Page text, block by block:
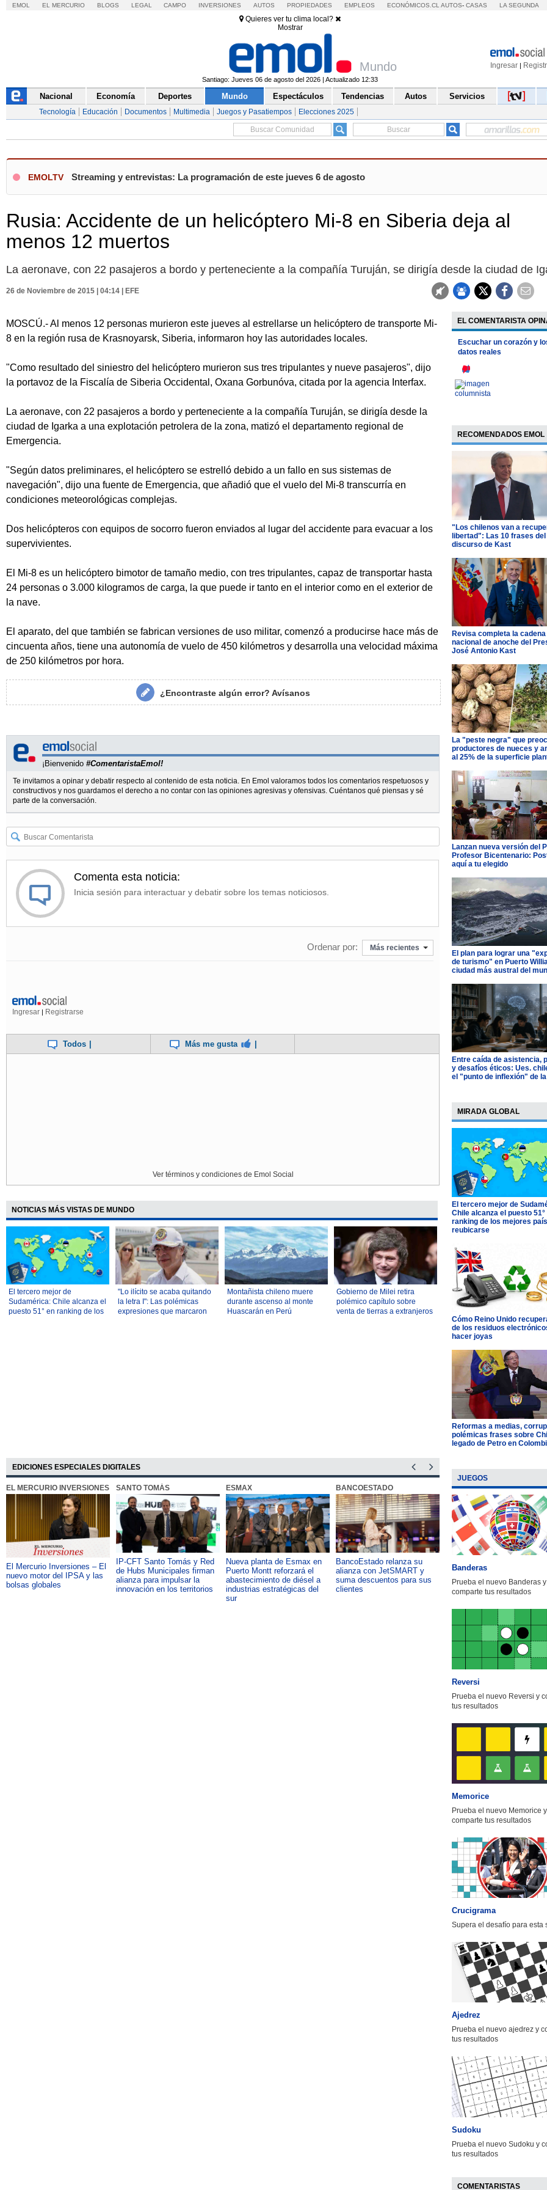
EMOL EL MERCURIO BLOGS LEGAL CAMPO INVERSIONES AUTOS PROPIEDADES EMPLEOS ECONÓMICOS.CL AUTOS- CASAS LA SEGUNDA
Quieres ver tu clima local?
Mostrar
Ingresar |
Mundo
Santiago: Jueves 06 de agosto del 2026 | Actualizado 12:33
Nacional Economía Deportes Mundo Espectáculos Tendencias Autos Servicios
Tecnología Educación Documentos Multimedia Juegos y Pasatiempos Elecciones 2025
EMOLTV Streaming y entrevistas: La programación de este jueves 6 de agosto
Rusia: Accidente de un helicóptero Mi-8 en Siberia deja al
menos 12 muertos
La aeronave, con 22 pasajeros a bordo y perteneciente a la compañía Turuján, se dirigía desde la ciudad de
26 de Noviembre de 2015 | 04:14 | EFE
MOSCÚ.- Al menos 12 personas murieron este jueves al estrellarse un helicóptero de transporte Mi-
8 en la región rusa de Krasnoyarsk, Siberia, informaron hoy las autoridades locales.
"Como resultado del siniestro del helicóptero murieron sus tres tripulantes y nueve pasajeros", dijo
la portavoz de la Fiscalía de Siberia Occidental, Oxana Gorbunóva, citada por la agencia Interfax.
La aeronave, con 22 pasajeros a bordo y perteneciente a la compañía Turuján, se dirigía desde la
ciudad de Igarka a una explotación petrolera de la zona, matizó el departamento regional de
Emergencia.
"Según datos preliminares, el helicóptero se estrelló debido a un fallo en sus sistemas de
navegación", dijo una fuente de Emergencia, que añadió que el vuelo del Mi-8 transcurría en
condiciones meteorológicas complejas.
Dos helicópteros con equipos de socorro fueron enviados al lugar del accidente para evacuar a los
supervivientes.
El Mi-8 es un helicóptero bimotor de tamaño medio, con tres tripulantes, capaz de transportar hasta
24 personas o 3.000 kilogramos de carga, la que puede ir tanto en el interior como en el exterior de
la nave.
El aparato, del que también se fabrican versiones de uso militar, comenzó a producirse hace más de
cincuenta años, tiene una autonomía de vuelo de 450 kilómetros y desarrolla una velocidad máxima
de 250 kilómetros por hora.
¿Encontraste algún error?Avísanos
¡Bienvenido #ComentaristaEmol!
Te invitamos a opinar y debatir respecto al contenido de esta noticia. En Emol valoramos todos los comentarios respetuosos y
constructivos y nos guardamos el derecho a no contar con las opiniones agresivas y ofensivas. Cuéntanos qué piensas y sé
parte de la conversación.
Comenta esta noticia:
Inicia sesión para interactuar y debatir sobre los temas noticiosos.
Ordenar por: Más recientes
Ingresar Registrarse
Todos Más me gusta
Ver términos y condiciones de Emol Social
NOTICIAS MÁS VISTAS DE MUNDO
El tercero mejor de
Sudamérica: Chile alcanza el
puesto 51° en ranking de los
"Lo ilícito se acaba quitando
la letra I": Las polémicas
expresiones que marcaron
Montañista chileno muere
durante ascenso al monte
Huascarán en Perú
Gobierno de Milei retira
polémico capítulo sobre
venta de tierras a extranjeros
EDICIONES ESPECIALES DIGITALES
EL MERCURIO INVERSIONES
El Mercurio Inversiones – El
nuevo motor del IPSA y las
bolsas globales
SANTO TOMÁS
IP-CFT Santo Tomás y Red
de Hubs Municipales firman
alianza para impulsar la
innovación en los territorios
ESMAX
Nueva planta de Esmax en
Puerto Montt reforzará el
abastecimiento de diésel a
industrias estratégicas del
sur
BANCOESTADO
BancoEstado relanza su
alianza con JetSMART y
suma descuentos para sus
clientes
OTIC CCHC
desarrollo país: OTIC de la
CChC lanza podcast sobre el
impacto de formar talento
EL COMENTARISTA
Escuchar un corazón y
datos reales
RECOMENDADOS EMOL
"Los chilenos van a
libertad": Las 10 frases del
discurso de Kast
Revisa completa la cadena
nacional de anoche del
José Antonio Kast
La "peste negra" que
productores de nueces y
al 25% de la superficie
Lanzan nueva versión del
Profesor Bicentenario:
aquí a tu elegido
El plan para lograr una
de turismo" en Puerto
ciudad más austral del
Entre caída de asistencia,
y desafíos éticos: Ues.
el "punto de inflexión" de
MIRADA GLOBAL
El tercero mejor de
Chile alcanza el puesto 51°
ranking de los mejores
reubicarse
Cómo Reino Unido
de los residuos
hacer joyas
Reformas a medias,
polémicas frases sobre
legado de Petro en
JUEGOS
Banderas
Prueba el nuevo Banderas y
comparte tus resultados
Reversi
Prueba el nuevo Reversi y
tus resultados
Memorice
Prueba el nuevo Memorice y
comparte tus resultados
Crucigrama
Supera el desafío para esta
Ajedrez
Prueba el nuevo ajedrez y
tus resultados
Sudoku
Prueba el nuevo Sudoku y
tus resultados
COMENTARISTAS